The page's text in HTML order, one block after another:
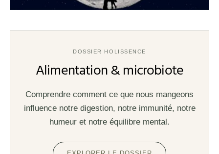
DOSSIER HOLISSENCE
Alimentation & microbiote
Comprendre comment ce que nous mangeons
influence notre digestion, notre immunité, notre
humeur et notre équilibre mental.